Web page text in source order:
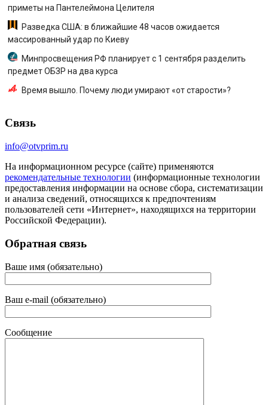
приметы на Пантелеймона Целителя
Разведка США: в ближайшие 48 часов ожидается
массированный удар по Киеву
Минпросвещения РФ планирует с 1 сентября разделить
предмет ОБЗР на два курса
Время вышло. Почему люди умирают «от старости»?
Связь
info@otvprim.ru
На информационном ресурсе (сайте) применяются
рекомендательные технологии (информационные технологии
предоставления информации на основе сбора, систематизации
и анализа сведений, относящихся к предпочтениям
пользователей сети «Интернет», находящихся на территории
Российской Федерации).
Обратная связь
Ваше имя (обязательно)
Ваш e-mail (обязательно)
Сообщение